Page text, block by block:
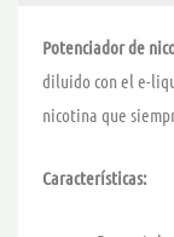
Potenciador de
diluido con el e-
nicotina que
Características: